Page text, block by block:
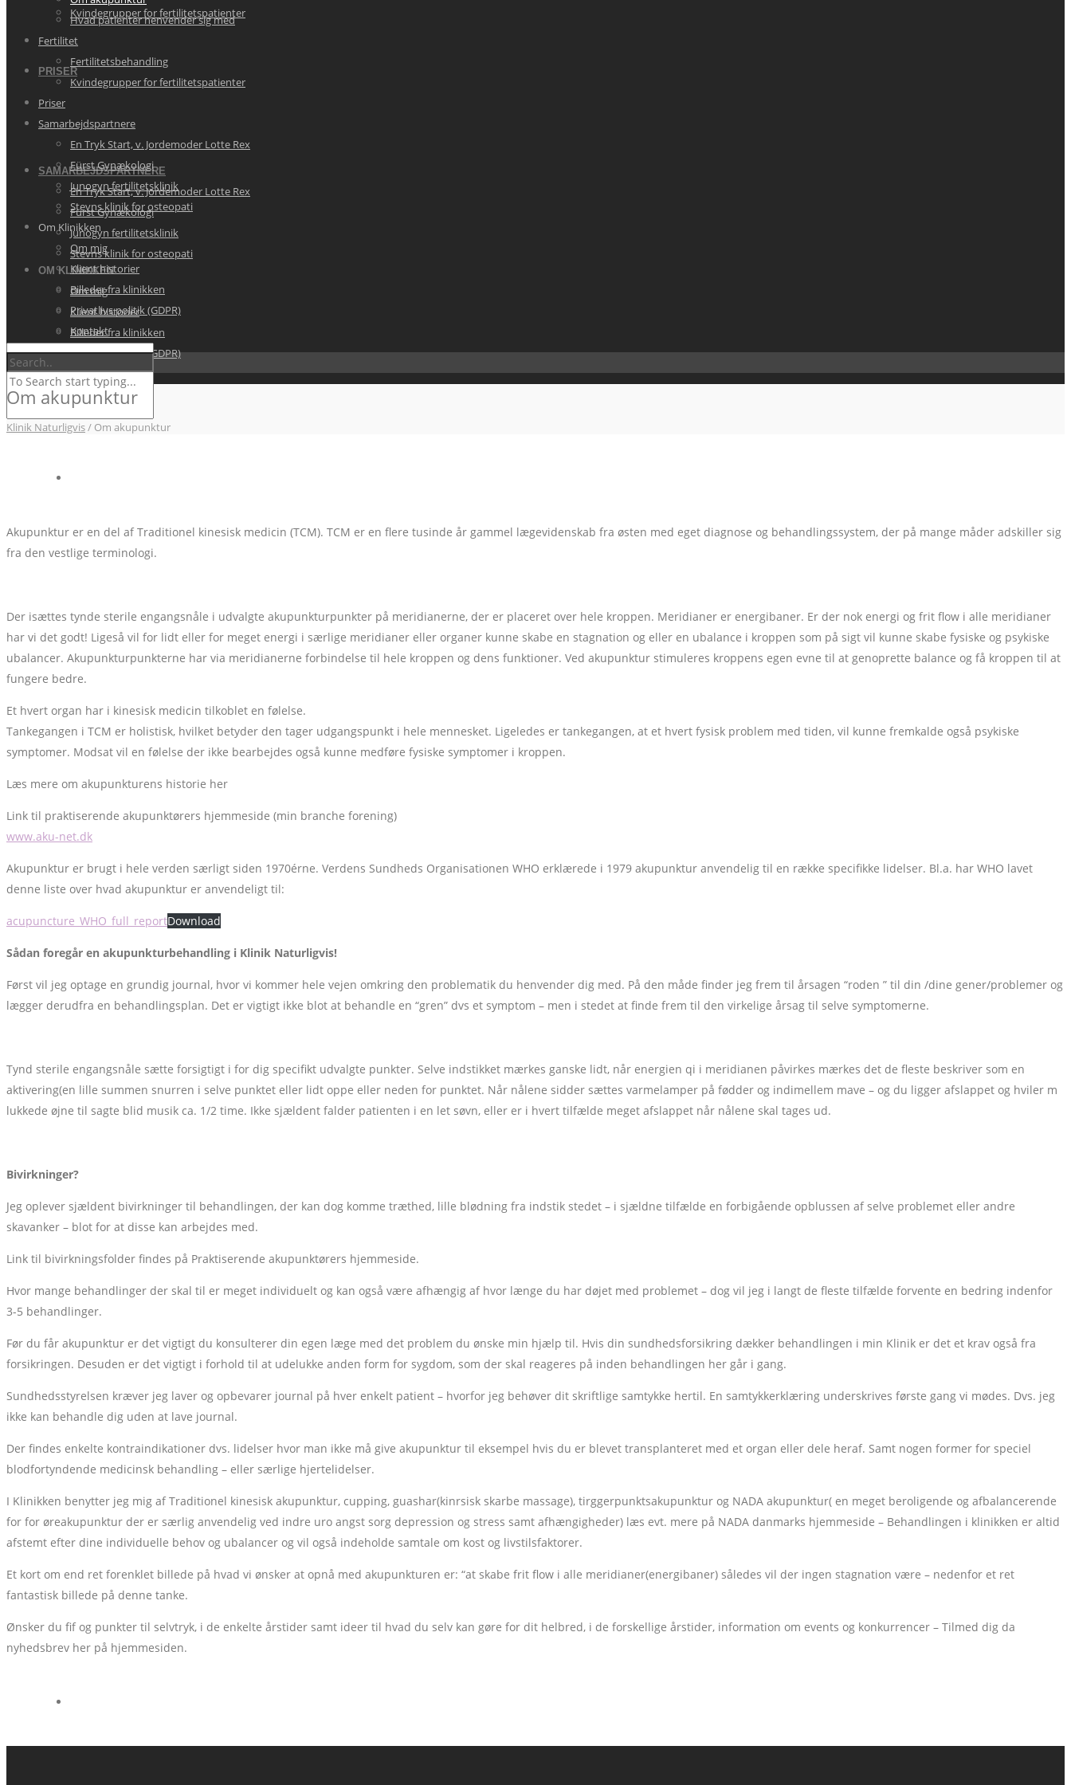
Kvindegrupper for fertilitetspatienter
PRISER
SAMARBEJDSPARTNERE
En Tryk Start, v. Jordemoder Lotte Rex
Fürst Gynækologi
Junogyn fertilitetsklinik
Stevns klinik for osteopati
OM KLINIKKEN
Om mig
Klient historier
Billeder fra klinikken
Privatlivs politik (GDPR)
Kontakt
Hvad patienter henvender sig med
Fertilitet
Fertilitetsbehandling
Kvindegrupper for fertilitetspatienter
Priser
Samarbejdspartnere
En Tryk Start, v. Jordemoder Lotte Rex
Fürst Gynækologi
Junogyn fertilitetsklinik
Stevns klinik for osteopati
Om Klinikken
Om mig
Klient historier
Billeder fra klinikken
Privatlivs politik (GDPR)
Kontakt
Om akupunktur
Klinik Naturligvis/ Om akupunktur
Akupunktur er en del af Traditionel kinesisk medicin (TCM). TCM er en flere tusinde år gammel lægevidenskab fra østen med eget diagnose og behandlingssystem, der på mange måder adskiller sig
fra den vestlige terminologi.
Der isættes tynde sterile engangsnåle i udvalgte akupunkturpunkter på meridianerne, der er placeret over hele kroppen. Meridianer er energibaner. Er der nok energi og frit flow i alle meridianer
har vi det godt! Ligeså vil for lidt eller for meget energi i særlige meridianer eller organer kunne skabe en stagnation og eller en ubalance i kroppen som på sigt vil kunne skabe fysiske og psykiske
ubalancer. Akupunkturpunkterne har via meridianerne forbindelse til hele kroppen og dens funktioner. Ved akupunktur stimuleres kroppens egen evne til at genoprette balance og få kroppen til at
fungere bedre.
Et hvert organ har i kinesisk medicin tilkoblet en følelse.
Tankegangen i TCM er holistisk, hvilket betyder den tager udgangspunkt i hele mennesket. Ligeledes er tankegangen, at et hvert fysisk problem med tiden, vil kunne fremkalde også psykiske
symptomer. Modsat vil en følelse der ikke bearbejdes også kunne medføre fysiske symptomer i kroppen.
Læs mere om akupunkturens historie her
Link til praktiserende akupunktørers hjemmeside (min branche forening)
www.aku-net.dk
Akupunktur er brugt i hele verden særligt siden 1970érne. Verdens Sundheds Organisationen WHO erklærede i 1979 akupunktur anvendelig til en række specifikke lidelser. Bl.a. har WHO lavet
denne liste over hvad akupunktur er anvendeligt til:
acupuncture_WHO_full_reportDownload
Sådan foregår en akupunkturbehandling i Klinik Naturligvis!
Først vil jeg optage en grundig journal, hvor vi kommer hele vejen omkring den problematik du henvender dig med. På den måde finder jeg frem til årsagen “roden ” til din /dine gener/problemer og
lægger derudfra en behandlingsplan. Det er vigtigt ikke blot at behandle en “gren” dvs et symptom – men i stedet at finde frem til den virkelige årsag til selve symptomerne.
Tynd sterile engangsnåle sætte forsigtigt i for dig specifikt udvalgte punkter. Selve indstikket mærkes ganske lidt, når energien qi i meridianen påvirkes mærkes det de fleste beskriver som en
aktivering(en lille summen snurren i selve punktet eller lidt oppe eller neden for punktet. Når nålene sidder sættes varmelamper på fødder og indimellem mave – og du ligger afslappet og hviler m
lukkede øjne til sagte blid musik ca. 1/2 time. Ikke sjældent falder patienten i en let søvn, eller er i hvert tilfælde meget afslappet når nålene skal tages ud.
Bivirkninger?
Jeg oplever sjældent bivirkninger til behandlingen, der kan dog komme træthed, lille blødning fra indstik stedet – i sjældne tilfælde en forbigående opblussen af selve problemet eller andre
skavanker – blot for at disse kan arbejdes med.
Link til bivirkningsfolder findes på Praktiserende akupunktørers hjemmeside.
Hvor mange behandlinger der skal til er meget individuelt og kan også være afhængig af hvor længe du har døjet med problemet – dog vil jeg i langt de fleste tilfælde forvente en bedring indenfor
3-5 behandlinger.
Før du får akupunktur er det vigtigt du konsulterer din egen læge med det problem du ønske min hjælp til. Hvis din sundhedsforsikring dækker behandlingen i min Klinik er det et krav også fra
forsikringen. Desuden er det vigtigt i forhold til at udelukke anden form for sygdom, som der skal reageres på inden behandlingen her går i gang.
Sundhedsstyrelsen kræver jeg laver og opbevarer journal på hver enkelt patient – hvorfor jeg behøver dit skriftlige samtykke hertil. En samtykkerklæring underskrives første gang vi mødes. Dvs. jeg
ikke kan behandle dig uden at lave journal.
Der findes enkelte kontraindikationer dvs. lidelser hvor man ikke må give akupunktur til eksempel hvis du er blevet transplanteret med et organ eller dele heraf. Samt nogen former for speciel
blodfortyndende medicinsk behandling – eller særlige hjertelidelser.
I Klinikken benytter jeg mig af Traditionel kinesisk akupunktur, cupping, guashar(kinrsisk skarbe massage), tirggerpunktsakupunktur og NADA akupunktur( en meget beroligende og afbalancerende
for for øreakupunktur der er særlig anvendelig ved indre uro angst sorg depression og stress samt afhængigheder) læs evt. mere på NADA danmarks hjemmeside – Behandlingen i klinikken er altid
afstemt efter dine individuelle behov og ubalancer og vil også indeholde samtale om kost og livstilsfaktorer.
Et kort om end ret forenklet billede på hvad vi ønsker at opnå med akupunkturen er: “at skabe frit flow i alle meridianer(energibaner) således vil der ingen stagnation være – nedenfor et ret
fantastisk billede på denne tanke.
Ønsker du fif og punkter til selvtryk, i de enkelte årstider samt ideer til hvad du selv kan gøre for dit helbred, i de forskellige årstider, information om events og konkurrencer – Tilmed dig da
nyhedsbrev her på hjemmesiden.